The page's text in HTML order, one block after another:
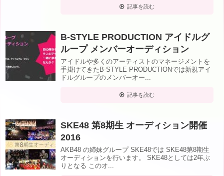
記事を読む
B-STYLE PRODUCTION アイドルグ
ループ メンバーオーディション
アイドルや多くのアーティストのマネージメントを
手掛けてきたB-STYLE PRODUCTIONでは新規アイ
ドルグループのメンバーオー...
記事を読む
SKE48 第8期生 オーディション開催
2016
AKB48 の姉妹グループ SKE48では SKE48第8期生
オーディションを行います。 SKE48としては2年ぶ
りとなる このオ...